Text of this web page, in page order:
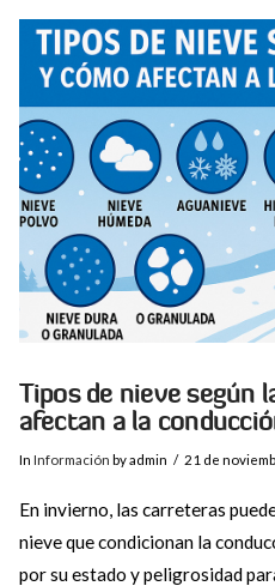
VIEW
Tipos de nieve según
afectan a la
In Información by admin 21 de
En invierno, las carreteras
nieve que condicionan la
por su estado y peligrosidad